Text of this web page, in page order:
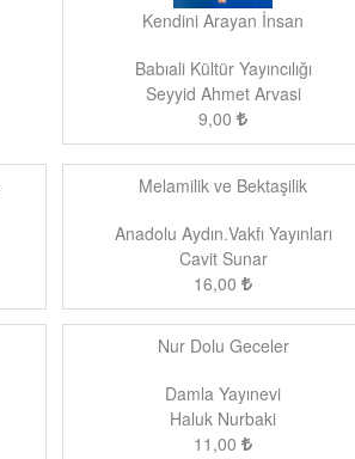
Kendini Arayan İnsan
Babıali Kültür Yayıncılığı
Seyyid Ahmet Arvasi
9,00
Melamilik ve Bektaşilik
Anadolu Aydın.Vakfı Yayınları
Cavit Sunar
16,00
Nur Dolu Geceler
Damla Yayınevi
Haluk Nurbaki
11,00